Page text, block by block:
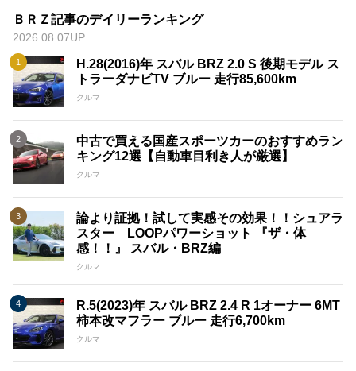
ＢＲＺ記事のデイリーランキング
2026.08.07UP
H.28(2016)年 スバル BRZ 2.0 S 後期モデル ス
トラーダナビTV ブルー 走行85,600km
クルマ
中古で買える国産スポーツカーのおすすめラン
キング12選【自動車目利き人が厳選】
クルマ
論より証拠！試して実感その効果！！シュアラ
スター LOOPパワーショット 『ザ・体
感！！』 スバル・BRZ編
クルマ
R.5(2023)年 スバル BRZ 2.4 R 1オーナー 6MT
柿本改マフラー ブルー 走行6,700km
クルマ